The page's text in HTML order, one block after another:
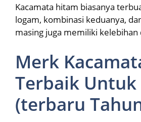
Kacamata hitam biasanya
logam, kombinasi keduanya,
masing juga memiliki kelebihan
Merk
Terbaik Untuk
(terbaru